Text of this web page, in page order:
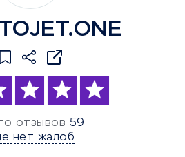
отзывов 59
нет жалоб